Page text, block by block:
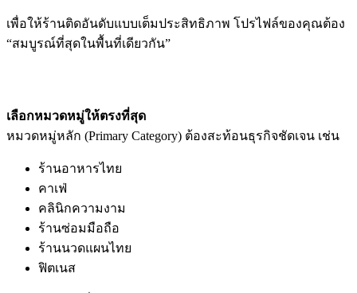
เพื่อให้ร้านติดอันดับแบบเต็มประสิทธิภาพ โปรไฟล์ของคุณต้อง
“สมบูรณ์ที่สุดในพื้นที่เดียวกัน”
เลือกหมวดหมู่ให้ตรงที่สุด
หมวดหมู่หลัก (Primary Category) ต้องสะท้อนธุรกิจชัดเจน เช่น
ร้านอาหารไทย
คาเฟ่
คลินิกความงาม
ร้านซ่อมมือถือ
ร้านนวดแผนไทย
ฟิตเนส